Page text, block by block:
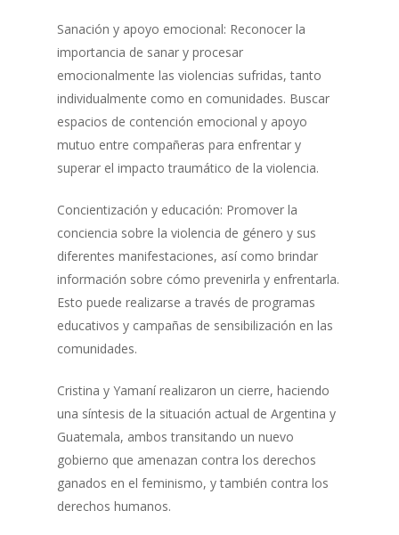
Sanación y apoyo emocional: Reconocer la
importancia de sanar y procesar
emocionalmente las violencias sufridas, tanto
individualmente como en comunidades. Buscar
espacios de contención emocional y apoyo
mutuo entre compañeras para enfrentar y
superar el impacto traumático de la violencia.
Concientización y educación: Promover la
conciencia sobre la violencia de género y sus
diferentes manifestaciones, así como brindar
información sobre cómo prevenirla y enfrentarla.
Esto puede realizarse a través de programas
educativos y campañas de sensibilización en las
comunidades.
Cristina y Yamaní realizaron un cierre, haciendo
una síntesis de la situación actual de Argentina y
Guatemala, ambos transitando un nuevo
gobierno que amenazan contra los derechos
ganados en el feminismo, y también contra los
derechos humanos.